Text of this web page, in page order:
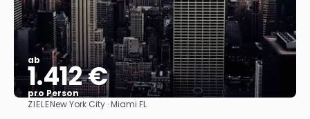
ab
1.412 €
pro Person
Sehen
ZIELENew York City · Miami FL